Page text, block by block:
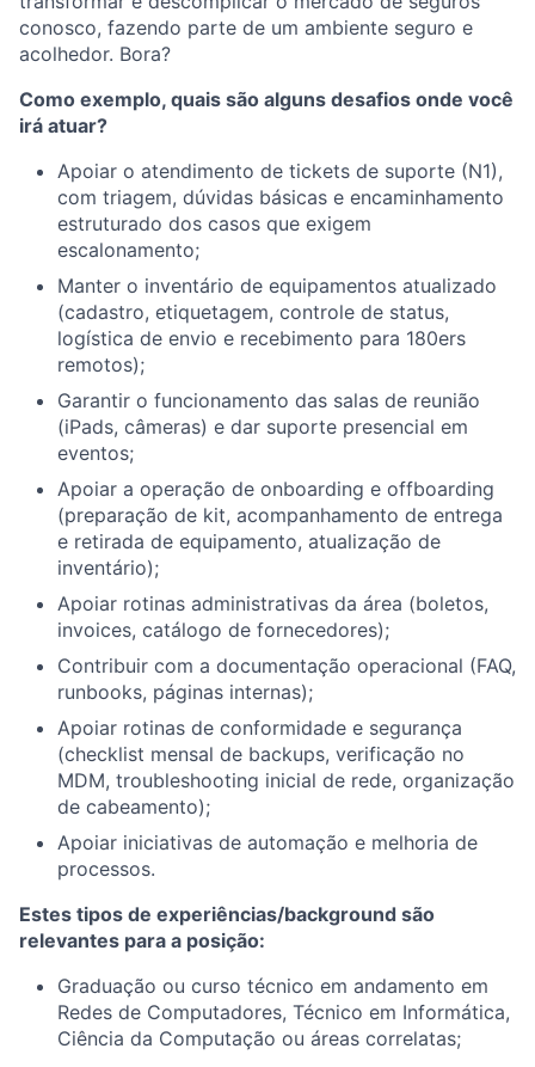
conosco, fazendo parte de um ambiente seguro e
acolhedor. Bora?
Como exemplo, quais são alguns desafios onde você
irá atuar?
Apoiar o atendimento de tickets de suporte (N1),
com triagem, dúvidas básicas e encaminhamento
estruturado dos casos que exigem
escalonamento;
Manter o inventário de equipamentos atualizado
(cadastro, etiquetagem, controle de status,
logística de envio e recebimento para 180ers
remotos);
Garantir o funcionamento das salas de reunião
(iPads, câmeras) e dar suporte presencial em
eventos;
Apoiar a operação de onboarding e offboarding
(preparação de kit, acompanhamento de entrega
e retirada de equipamento, atualização de
inventário);
Apoiar rotinas administrativas da área (boletos,
invoices, catálogo de fornecedores);
Contribuir com a documentação operacional (FAQ,
runbooks, páginas internas);
Apoiar rotinas de conformidade e segurança
(checklist mensal de backups, verificação no
MDM, troubleshooting inicial de rede, organização
de cabeamento);
Apoiar iniciativas de automação e melhoria de
processos.
Estes tipos de experiências/background são
relevantes para a posição:
Graduação ou curso técnico em andamento em
Redes de Computadores, Técnico em Informática,
Ciência da Computação ou áreas correlatas;